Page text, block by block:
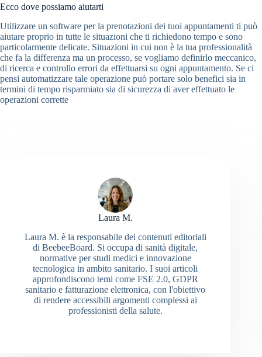
Ecco dove possiamo aiutarti
Utilizzare un software per la prenotazioni dei tuoi appuntamenti ti può
aiutare proprio in tutte le situazioni che ti richiedono tempo e sono
particolarmente delicate. Situazioni in cui non è la tua professionalità
che fa la differenza ma un processo, se vogliamo definirlo meccanico,
di ricerca e controllo errori da effettuarsi su ogni appuntamento. Se ci
pensi automatizzare tale operazione può portare solo benefici sia in
termini di tempo risparmiato sia di sicurezza di aver effettuato le
operazioni corrette
Laura M.
Laura M. è la responsabile dei contenuti editoriali
di BeebeeBoard. Si occupa di sanità digitale,
normative per studi medici e innovazione
tecnologica in ambito sanitario. I suoi articoli
approfondiscono temi come FSE 2.0, GDPR
sanitario e fatturazione elettronica, con l'obiettivo
di rendere accessibili argomenti complessi ai
professionisti della salute.